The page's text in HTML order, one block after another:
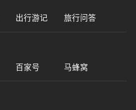
出行游记 旅行问答
百家号 马蜂窝